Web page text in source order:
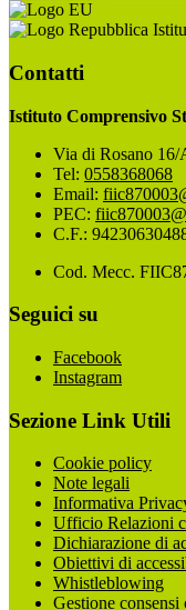
Contatti
Istituto Comprensivo
Via di Rosano 16/
Tel: 0558368068
Email:
PEC:
C.F.:
Cod. Mecc.
Seguici su
Facebook
Instagram
Sezione Link Utili
Cookie policy
Note legali
Informativa
Ufficio Relazioni
Dichiarazione di
Obiettivi di
Whistleblowing
Gestione consensi